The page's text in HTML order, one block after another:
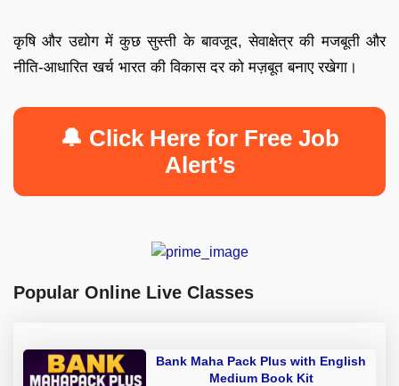
कृषि और उद्योग में कुछ सुस्ती के बावजूद, सेवाक्षेत्र की मजबूती और
नीति-आधारित खर्च भारत की विकास दर को मज़बूत बनाए रखेगा।
🔔 Click Here for Free Job
Alert’s
Popular Online Live Classes
Bank Maha Pack Plus with English
Medium Book Kit